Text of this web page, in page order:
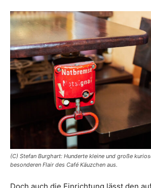
(C) Stefan Burghart: Hunderte kleine und große
besonderen Flair des Café Käuzchen aus.
Doch auch die Einrichtung lässt den